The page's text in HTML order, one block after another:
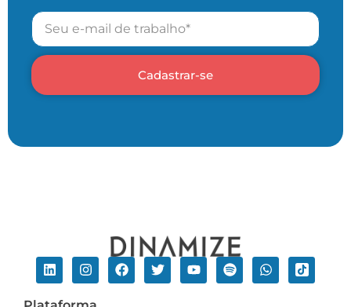
Cadastrar-se